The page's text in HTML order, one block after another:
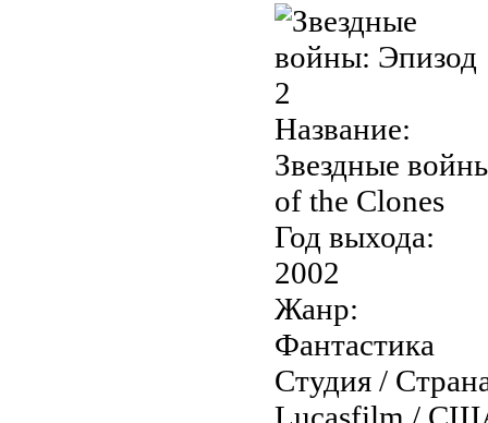
Название:
Звездные
of the Clones
Год выхода:
2002
Жанр:
Фантастика
Студия /